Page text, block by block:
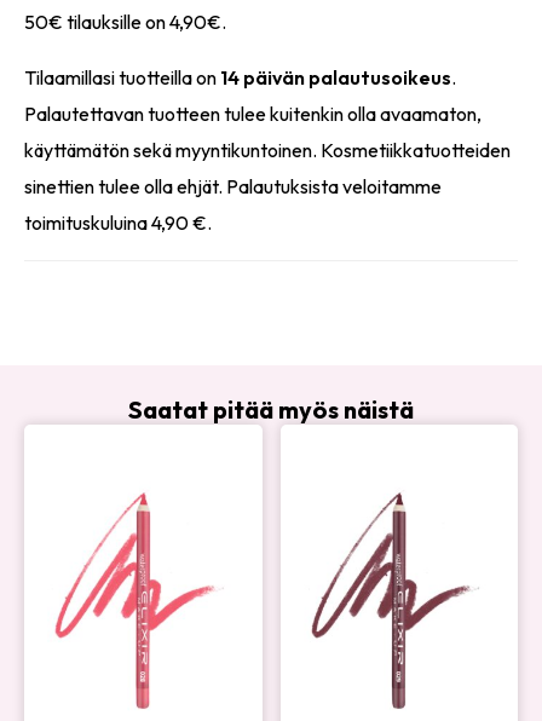
50€ tilauksille on 4,90€.
Tilaamillasi tuotteilla on 14 päivän palautusoikeus.
Palautettavan tuotteen tulee kuitenkin olla avaamaton,
käyttämätön sekä myyntikuntoinen. Kosmetiikkatuotteiden
sinettien tulee olla ehjät. Palautuksista veloitamme
toimituskuluina 4,90 €.
Saatat pitää myös näistä